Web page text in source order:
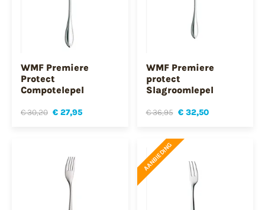
WMF Premiere
Protect
Compotelepel
€ 30,20 € 27,95
WMF Premiere
protect
Slagroomlepel
€ 36,95 € 32,50
AANBIEDING